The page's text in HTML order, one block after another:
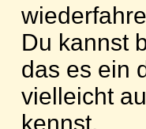
Du kannst
das es ein
vielleicht
kennst.